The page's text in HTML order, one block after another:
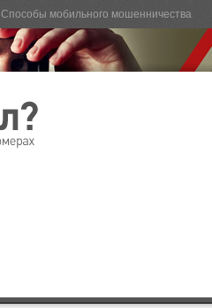
Способы мобильного мошенничества